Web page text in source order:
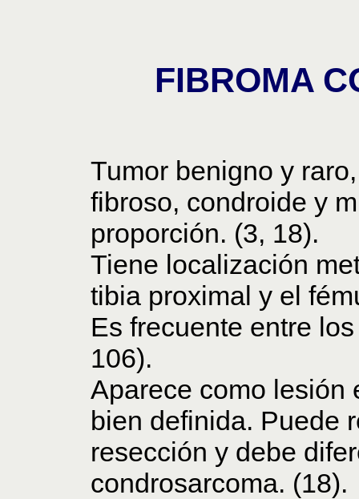
FIBROMA
Tumor benigno y
fibroso, condroide y
proporción. (3, 18).
Tiene localización
tibia proximal y el
Es frecuente entre
106).
Aparece como lesión
bien definida. Puede
resección y debe
condrosarcoma. (18).